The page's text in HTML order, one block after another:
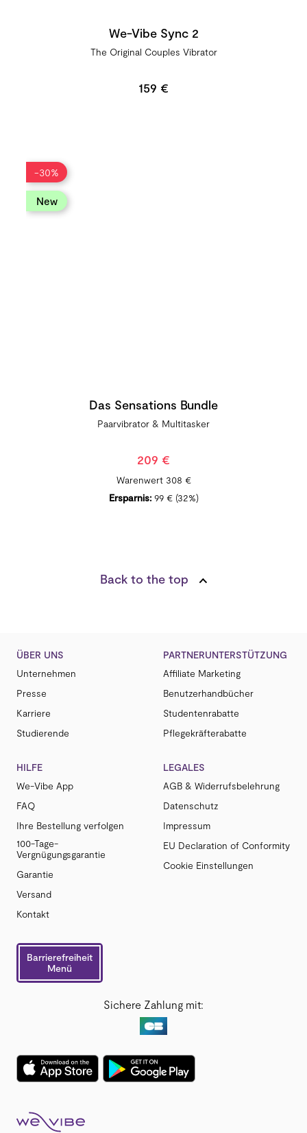
We-Vibe Sync 2
The Original Couples Vibrator
159 €
new
-30%
Das Sensations Bundle
Paarvibrator & Multitasker
209 €
Warenwert 308 €
Ersparnis: 99 € (32%)
Back to the top
ÜBER UNS
Unternehmen
Presse
Karriere
Studierende
PARTNERUNTERSTÜTZUNG
Affiliate Marketing
Benutzerhandbücher
Studentenrabatte
Pflegekräfterabatte
HILFE
We-Vibe App
FAQ
Ihre Bestellung verfolgen
100-Tage-
Vergnügungsgarantie
Garantie
Versand
Kontakt
LEGALES
AGB & Widerrufsbelehrung
Datenschutz
Impressum
EU Declaration of Conformity
Cookie Einstellungen
Barrierefreiheit
Menü
Sichere Zahlung mit: